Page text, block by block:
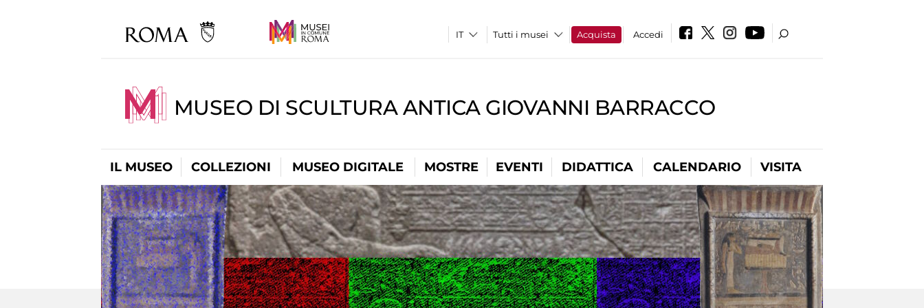
Tutti i musei Acquista Accedi
MUSEO DI SCULTURA ANTICA GIOVANNI BARRACCO
IL MUSEO COLLEZIONI MUSEO DIGITALE MOSTRE EVENTI DIDATTICA CALENDARIO VISITA